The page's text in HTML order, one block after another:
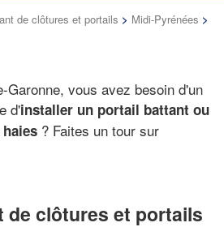
de clôtures et portails > Midi-Pyrénées >
Garonne, vous avez besoin d'un
d'installer un portail battant ou
? Faites un tour sur
de clôtures et portails